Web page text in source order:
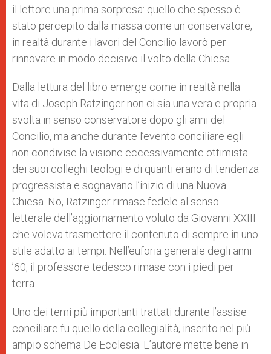
il lettore una prima sorpresa: quello che spesso è
stato percepito dalla massa come un conservatore,
in realtà durante i lavori del Concilio lavorò per
rinnovare in modo decisivo il volto della Chiesa.
Dalla lettura del libro emerge come in realtà nella
vita di Joseph Ratzinger non ci sia una vera e propria
svolta in senso conservatore dopo gli anni del
Concilio, ma anche durante l’evento conciliare egli
non condivise la visione eccessivamente ottimista
dei suoi colleghi teologi e di quanti erano di tendenza
progressista e sognavano l’inizio di una Nuova
Chiesa. No, Ratzinger rimase fedele al senso
letterale dell’aggiornamento voluto da Giovanni XXIII
che voleva trasmettere il contenuto di sempre in uno
stile adatto ai tempi. Nell’euforia generale degli anni
’60, il professore tedesco rimase con i piedi per
terra.
Uno dei temi più importanti trattati durante l’assise
conciliare fu quello della collegialità, inserito nel più
ampio schema De Ecclesia. L’autore mette bene in